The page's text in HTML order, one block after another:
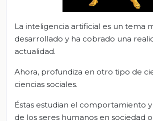
La inteligencia artificial es un tema
desarrollado y ha cobrado una
actualidad.
Ahora, profundiza en otro tipo de
ciencias sociales.
Éstas estudian el comportamiento y
de los seres humanos en sociedad